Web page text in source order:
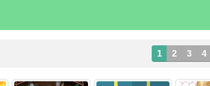
1 2 3 4